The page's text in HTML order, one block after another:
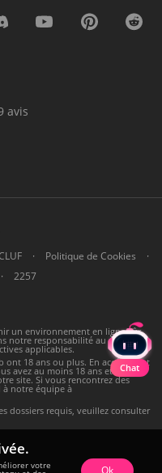
avis
· Politique de Cookies
·
· 2257
un environnement en ligne sûr
notre responsabilité au sérieux et
applicables.
ont 18 ans ou plus. En accédant et
avez au moins 18 ans et que
site. Si vous rencontrez des
à notre équipe à
dossiers requis, veuillez consulter
Chat